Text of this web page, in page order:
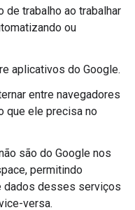
de trabalho ao trabalhar
ou
aplicativos do Google.
entre navegadores
que ele precisa no
são do Google nos
permitindo
dados desses serviços
versa.